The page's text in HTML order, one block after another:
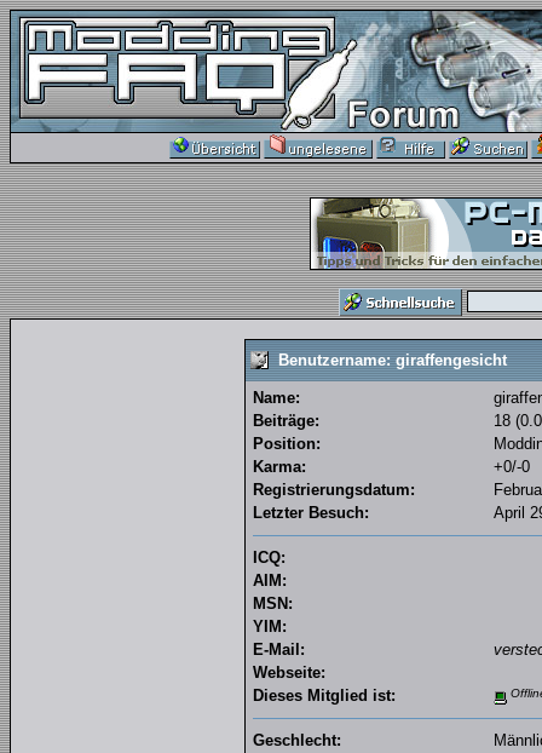
Benutzername: giraffengesicht
Name:
Beiträge:
18
Position:
Karma:
+0/-0
Registrierungsdatum:
Letzter Besuch:
April
ICQ:
AIM:
MSN:
YIM:
E-Mail:
Webseite:
Dieses Mitglied ist:
Geschlecht: